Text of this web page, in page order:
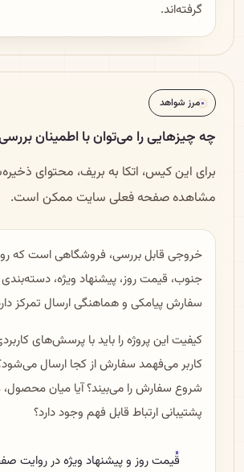
گرفته‌اند.
مرز شواهد
چه چیزهایی را می‌توان با اطمینان
برای این کیس، اتکا به بریف، محتوای
مشاهده صفحه فعلی سایت ممکن است.
خروجی قابل بررسی، فروشگاهی است که
جنوب، قیمت روز، پیشنهاد ویژه،
سفارش پیامکی و هماهنگی ارسال تمرکز
کیفیت این پروژه را باید با پرسش‌های
کاربر می‌فهمد سفارش از کجا ارسال
شروع سفارش را می‌بیند؟ آیا میان محصول،
پشتیبانی ارتباط قابل فهم وجود دارد؟
قیمت روز و پیشنهاد ویژه در روایت